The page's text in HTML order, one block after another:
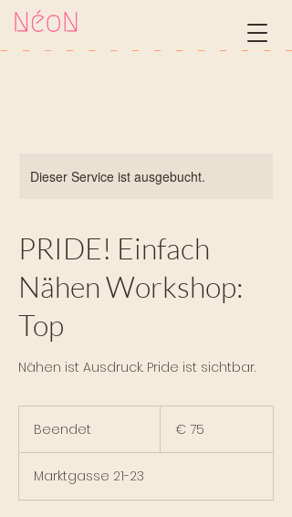
-
Dieser Service ist ausgebucht.
PRIDE! Einfach
Nähen Workshop:
Top
Nähen ist Ausdruck. Pride ist sichtbar.
Beendet
n
d
€ 75
Marktgasse 21-23